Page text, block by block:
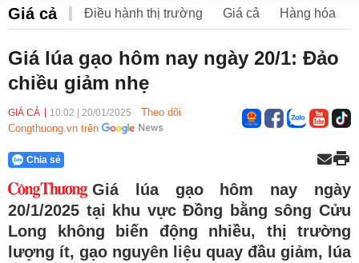
Giá cả Điều hành thị trường Giá cả Hàng hóa
Giá lúa gạo hôm nay ngày 20/1: Đảo
chiều giảm nhẹ
GIÁ CẢ 10:02 20/01/2025
Theo dõi
Congthuong.vn trên
Chia sẻ
Giá lúa gạo hôm nay ngày
20/1/2025 tại khu vực Đồng bằng sông Cửu
Long không biến động nhiều, thị trường
lượng ít, gạo nguyên liệu quay đầu giảm, lúa